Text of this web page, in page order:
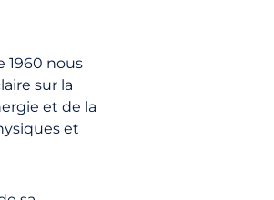
1960 nous
sur la
et de la
et